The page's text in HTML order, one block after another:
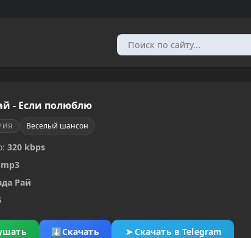
- Если полюблю
Веселый шансон
320 kbps
mp3
Рай
⬇Скачать ➤Скачать в Telegram